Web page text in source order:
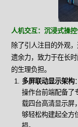
人机交互：沉浸式操
除了引人注目的外观
遗余力，致力于在长
的生理负担。
多屏联动显示架构
操作台前端配备了
载四台高清显示屏
够轻松构建起全方